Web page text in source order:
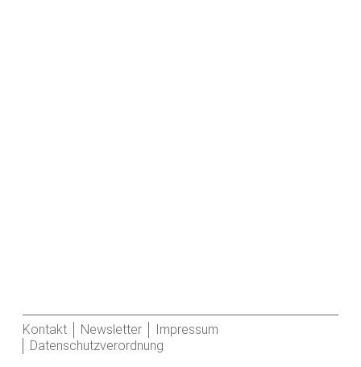
Kontakt Newsletter
Impressum
Datenschutzverordnung